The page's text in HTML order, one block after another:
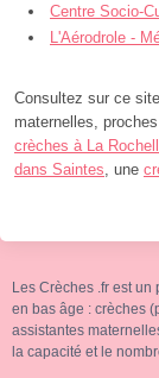
Centre Socio-
L'Aérodrole -
Consultez sur ce
maternelles,
crèches à La
dans Saintes, une
Les Crèches .fr est
en bas âge : crèches
assistantes
la capacité et le